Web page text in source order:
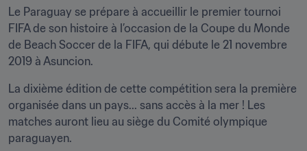
Le Paraguay se prépare à accueillir le premier tournoi
FIFA de son histoire à l’occasion de la Coupe du Monde
de Beach Soccer de la FIFA, qui débute le 21 novembre
2019 à Asuncion.
La dixième édition de cette compétition sera la première
organisée dans un pays... sans accès à la mer ! Les
matches auront lieu au siège du Comité olympique
paraguayen.